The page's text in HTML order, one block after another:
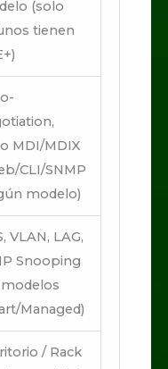
(solo
tienen
MDI/MDIX
CLI/SNMP
modelo)
VLAN, LAG,
Snooping
Managed)
/ Rack